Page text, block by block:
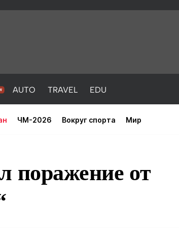
AUTO TRAVEL EDU
ЧМ-2026 Вокруг спорта Мир
поражение от